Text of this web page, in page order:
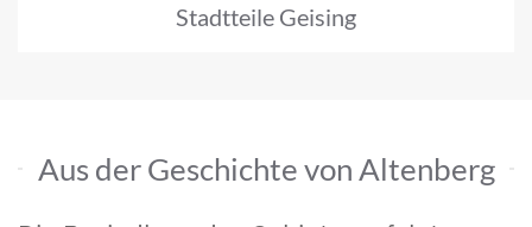
Stadtteile Geising
Aus der Geschichte von Altenberg